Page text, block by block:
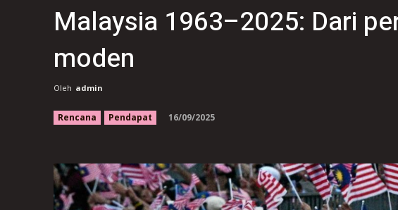
Malaysia 1963–2025: Dari
moden
Oleh admin
Rencana Pendapat 16/09/2025